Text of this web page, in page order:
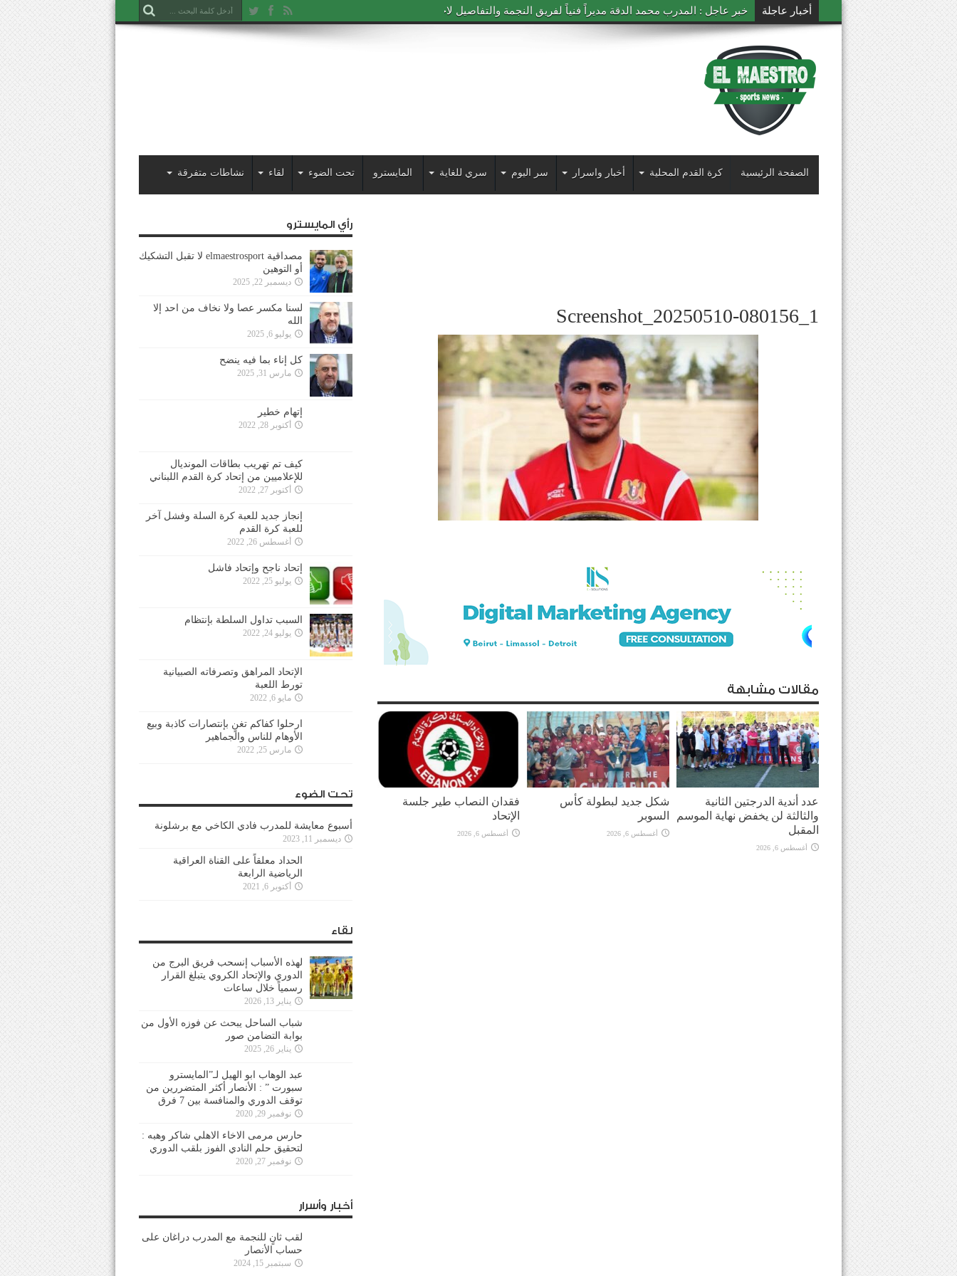
أخبار عاجلة خبر عاجل : المدرب محمد الدقة مديراً فنياً لفريق النجمة والتفاصيل لاحقاً
الصفحة الرئيسية كرة القدم المحلية أخبار واسرار سر اليوم سري للغاية المايسترو تحت الضوء لقاء نشاطات متفرقة
Screenshot_20250510-080156_1
مقالات مشابهة
عدد أندية الدرجتين الثانية
والثالثة لن يخفض نهاية الموسم
المقبل
أغسطس 6, 2026
شكل جديد لبطولة كأس
السوبر
أغسطس 6, 2026
فقدان النصاب طير جلسة
الإتحاد
أغسطس 6, 2026
رأي المايسترو
مصداقية elmaestrosport لا تقبل التشكيك
أو التوهين
ديسمبر 22, 2025
لسنا مكسر عصا ولا نخاف من احد إلا
الله
يوليو 6, 2025
كل إناء بما فيه ينضح
مارس 31, 2025
إتهام خطير
أكتوبر 28, 2022
كيف تم تهريب بطاقات المونديال
للإعلاميين من إتحاد كرة القدم اللبناني
أكتوبر 27, 2022
إنجاز جديد للعبة كرة السلة وفشل آخر
للعبة كرة القدم
أغسطس 26, 2022
إتحاد ناجح وإتحاد فاشل
يوليو 25, 2022
السبب تداول السلطة بإنتظام
يوليو 24, 2022
الإتحاد المراهق وتصرفاته الصبيانية
تورط اللعبة
مايو 6, 2022
ارحلوا كفاكم تغنٍ بإنتصارات كاذبة وبيع
الأوهام للناس والجماهير
مارس 25, 2022
تحت الضوء
أسبوع معايشة للمدرب فادي الكاخي مع برشلونة
ديسمبر 11, 2023
الحداد معلقاً على القناة العراقية
الرياضية الرابعة
أكتوبر 6, 2021
لقاء
لهذه الأسباب إنسحب فريق البرج من
الدوري والإتحاد الكروي يتبلغ القرار
رسمياً خلال ساعات
يناير 13, 2026
شباب الساحل يبحث عن فوزه الأول من
بوابة التضامن صور
يناير 26, 2025
عبد الوهاب ابو الهيل لـ”المايسترو
سبورت ” : الأنصار أكثر المتضررين من
توقف الدوري والمنافسة بين 7 فرق
نوفمبر 29, 2020
حارس مرمى الاخاء الاهلي شاكر وهبه :
لتحقيق حلم النادي الفوز بلقب الدوري
نوفمبر 27, 2020
أخبار وأسرار
لقب ثانٍ للنجمة مع المدرب دراغان على
حساب الأنصار
سبتمبر 15, 2024